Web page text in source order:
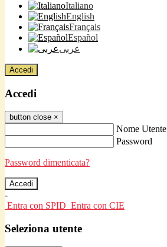
Italiano
English
Français
Español
عربى
Accedi
Accedi
button close ×
Nome Utente
Password
Password dimenticata?
-
Entra con SPID Entra con CIE
Seleziona utente